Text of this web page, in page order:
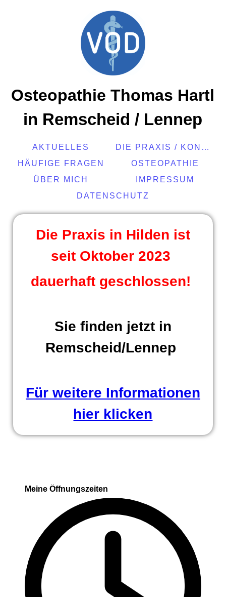
Osteopathie Thomas Hartl
in Remscheid / Lennep
AKTUELLES
DIE PRAXIS / KONTAKT
HÄUFIGE FRAGEN
OSTEOPATHIE
ÜBER MICH
IMPRESSUM
DATENSCHUTZ
Die Praxis in Hilden ist
seit Oktober 2023
dauerhaft geschlossen!
Sie finden jetzt in
Remscheid/Lennep
Für weitere Informationen
hier klicken
Meine Öffnungszeiten